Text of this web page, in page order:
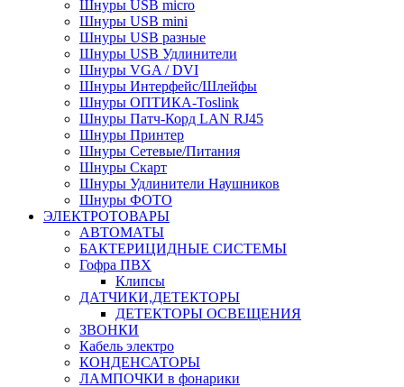
Шнуры USB micro
Шнуры USB mini
Шнуры USB разные
Шнуры USB Удлинители
Шнуры VGA / DVI
Шнуры Интерфейс/Шлейфы
Шнуры ОПТИКА-Toslink
Шнуры Патч-Корд LAN RJ45
Шнуры Принтер
Шнуры Сетевые/Питания
Шнуры Скарт
Шнуры Удлинители Наушников
Шнуры ФОТО
ЭЛЕКТРОТОВАРЫ
АВТОМАТЫ
БАКТЕРИЦИДНЫЕ СИСТЕМЫ
Гофра ПВХ
Клипсы
ДАТЧИКИ,ДЕТЕКТОРЫ
ДЕТЕКТОРЫ ОСВЕЩЕНИЯ
ЗВОНКИ
Кабель электро
КОНДЕНСАТОРЫ
ЛАМПОЧКИ в фонарики